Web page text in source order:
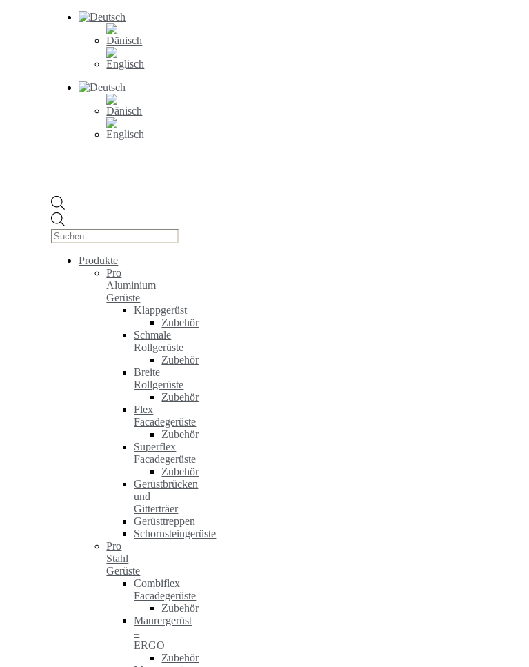
search
Produkte
Pro
Aluminium
Gerüste
Klappgerüst
Zubehör
Schmale
Rollgerüste
Zubehör
Breite
Rollgerüste
Zubehör
Flex
Facadegerüste
Zubehör
Superflex
Facadegerüste
Zubehör
Gerüstbrücken
und
Gitterträer
Gerüsttreppen
Schornsteingerüste
Pro
Stahl
Gerüste
Combiflex
Facadegerüste
Zubehör
Maurergerüst
–
ERGO
Zubehör